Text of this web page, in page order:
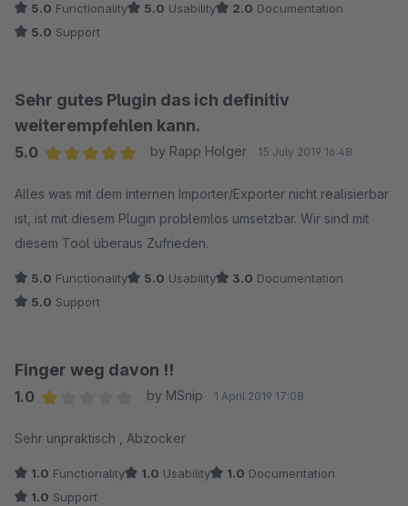
Mit freundlichen Grüßen
5.0 Functionality 5.0 Usability 2.0 Documentation
5.0 Support
Sehr gutes Plugin das ich definitiv
weiterempfehlen kann.
5.0
by Rapp Holger 15 July 2019 16:48
Alles was mit dem internen Importer/Exporter nicht realisierbar
ist, ist mit diesem Plugin problemlos umsetzbar. Wir sind mit
diesem Tool überaus Zufrieden.
5.0 Functionality 5.0 Usability 3.0 Documentation
5.0 Support
Finger weg davon !!
1.0
by MSnip 1 April 2019 17:08
Sehr unpraktisch , Ab­zo­cker
1.0 Functionality 1.0 Usability 1.0 Documentation
1.0 Support